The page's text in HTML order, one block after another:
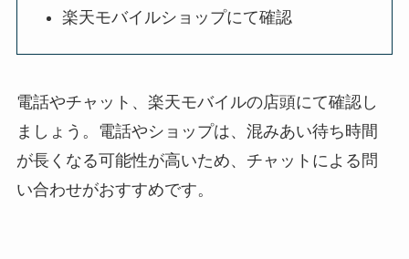
楽天モバイルショップにて確認
電話やチャット、楽天モバイルの店頭にて確認し
ましょう。電話やショップは、混みあい待ち時間
が長くなる可能性が高いため、チャットによる問
い合わせがおすすめです。